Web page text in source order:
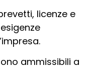
licenze e
ammissibili a